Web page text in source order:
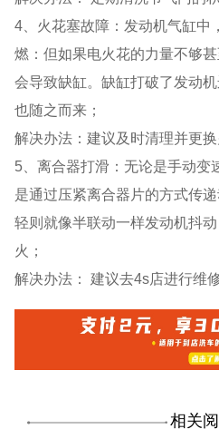
4、火花塞故障：发动机气缸中
燃：但如果电火花的力量不够
会导致缺缸。缺缸打破了发动
也随之而来；
解决办法：建议及时清理并更换
5、离合器打滑：无论是手动变
是通过压紧离合器片的方式传
轻则就像半联动一样发动机抖
火；
解决办法： 建议去4s店进行维修
相关